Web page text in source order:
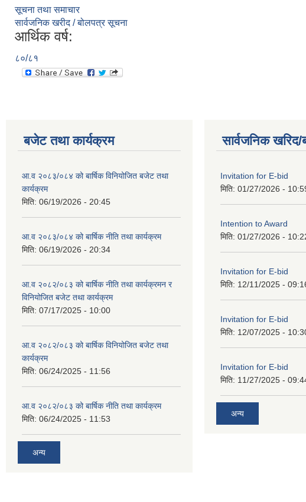
सूचना तथा समाचार
सार्वजनिक खरीद / बोलपत्र सूचना
आर्थिक वर्ष:
८०/८१
बजेट तथा कार्यक्रम
आ.व २०८३/०८४ को बार्षिक विनियोजित बजेट तथा
कार्यक्रम
मिति: 06/19/2026 - 20:45
आ.व २०८३/०८४ को बार्षिक नीति तथा कार्यक्रम
मिति: 06/19/2026 - 20:34
आ.व २०८२/०८३ को बार्षिक नीति तथा कार्यक्रमन र
विनियोजित बजेट तथा कार्यक्रम
मिति: 07/17/2025 - 10:00
आ.व २०८२/०८३ को बार्षिक विनियोजित बजेट तथा
कार्यक्रम
मिति: 06/24/2025 - 11:56
आ.व २०८२/०८३ को बार्षिक नीति तथा कार्यक्रम
मिति: 06/24/2025 - 11:53
अन्य
सार्वजनिक
Invitation for E-bid
मिति: 01/27/2026 -
Intention to Award
मिति: 01/27/2026 -
Invitation for E-bid
मिति: 12/11/2025 -
Invitation for E-bid
मिति: 12/07/2025 -
Invitation for E-bid
मिति: 11/27/2025 -
अन्य